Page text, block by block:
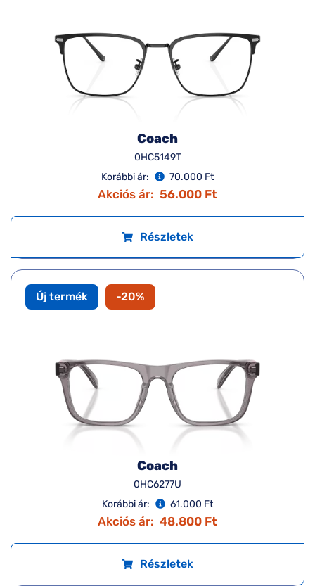
Coach
0HC5149T
Korábbi ár:
70.000 Ft
Akciós ár: 56.000 Ft
Részletek
Új termék -20%
Coach
0HC6277U
Korábbi ár:
61.000 Ft
Akciós ár: 48.800 Ft
Részletek